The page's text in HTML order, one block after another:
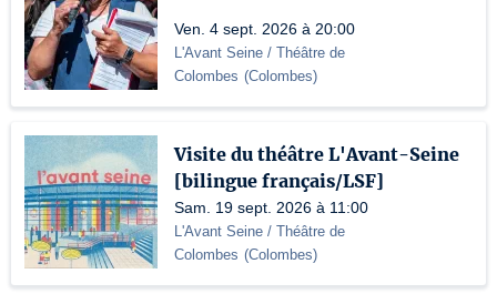
Ven. 4 sept. 2026 à 20:00
L'Avant Seine / Théâtre de
Colombes (Colombes)
Visite du théâtre L'Avant-Seine
[bilingue français/LSF]
Sam. 19 sept. 2026 à 11:00
L'Avant Seine / Théâtre de
Colombes (Colombes)